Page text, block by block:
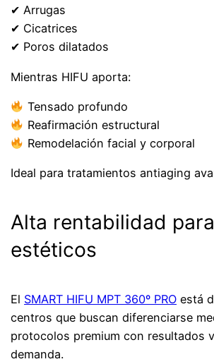
✔ Arrugas
✔ Cicatrices
✔ Poros dilatados
Mientras HIFU aporta:
Tensado profundo
Reafirmación estructural
Remodelación facial y corporal
Ideal para tratamientos antiaging
Alta rentabilidad
estéticos
El SMART HIFU MPT 360º PRO está
centros que buscan diferenciarse
protocolos premium con resultados
demanda.